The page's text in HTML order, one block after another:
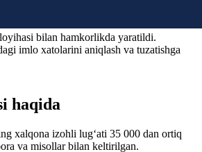
loyihasi bilan hamkorlikda yaratildi.
imlo xatolarini aniqlash va tuzatishga
haqida
xalqona izohli lug‘ati 35 000 dan ortiq
va misollar bilan keltirilgan.